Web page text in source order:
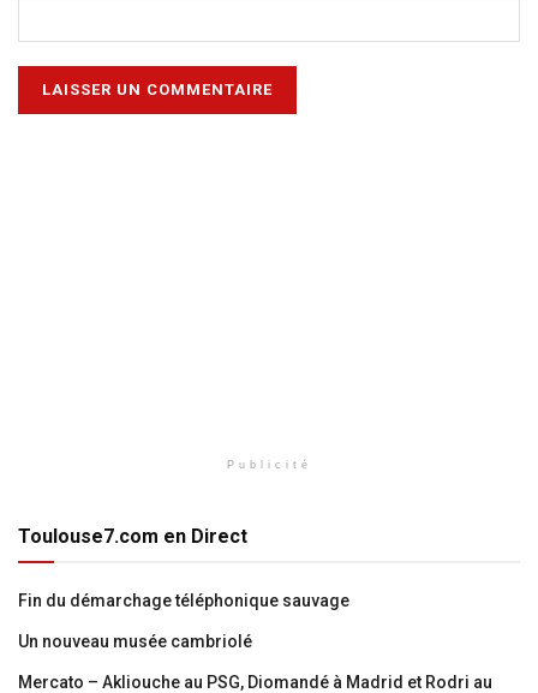
Publicité
Toulouse7.com en Direct
Fin du démarchage téléphonique sauvage
Un nouveau musée cambriolé
Mercato – Akliouche au PSG, Diomandé à Madrid et Rodri au